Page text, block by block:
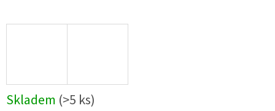
Skladem (>5 ks)